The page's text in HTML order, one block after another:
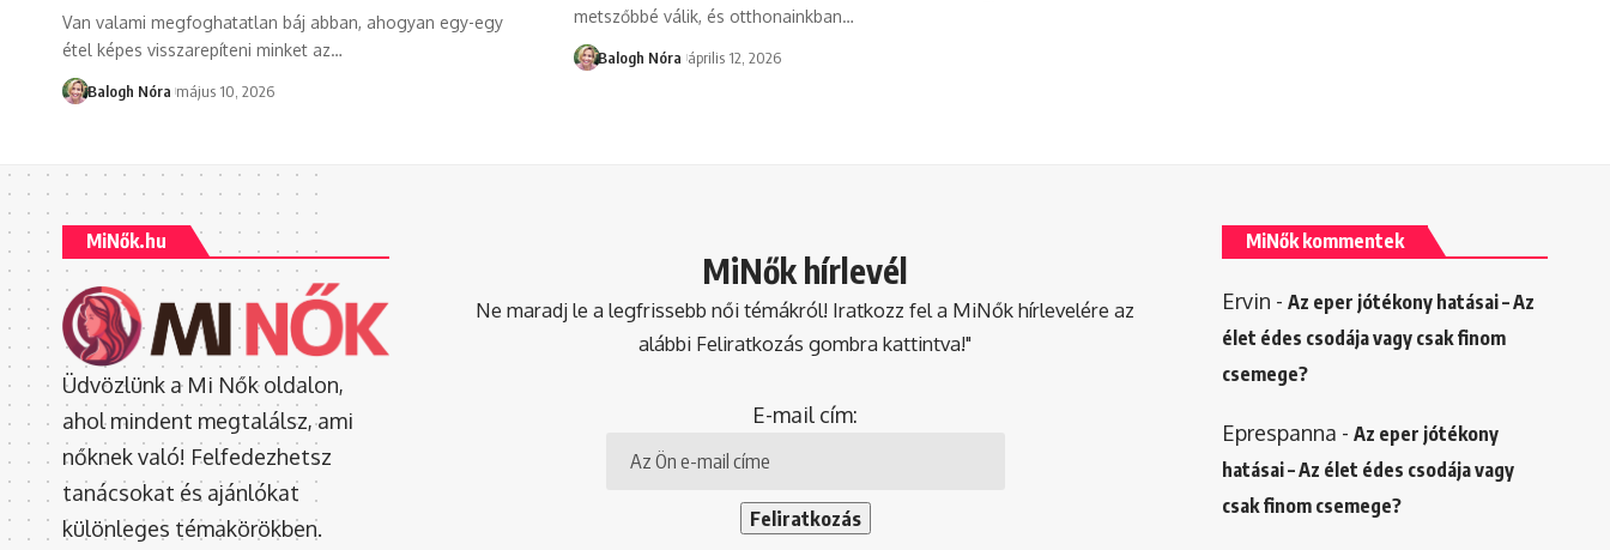
Van valami megfoghatatlan báj abban, ahogyan egy-egy
étel képes visszarepíteni minket az…
Balogh Nóra május 10, 2026
metszőbbé válik, és otthonainkban…
Balogh Nóra április 12, 2026
MiNők.hu
Üdvözlünk a Mi Nők oldalon,
ahol mindent megtalálsz, ami
nőknek való! Felfedezhetsz
tanácsokat és ajánlókat
különleges témakörökben.
MiNők hírlevél
Ne maradj le a legfrissebb női témákról! Iratkozz fel a MiNők hírlevelére az
alábbi Feliratkozás gombra kattintva!"
E-mail cím:
MiNők kommentek
Ervin - Az eper jótékony hatásai – Az
élet édes csodája vagy csak finom
csemege?
Eprespanna - Az eper jótékony
hatásai – Az élet édes csodája vagy
csak finom csemege?